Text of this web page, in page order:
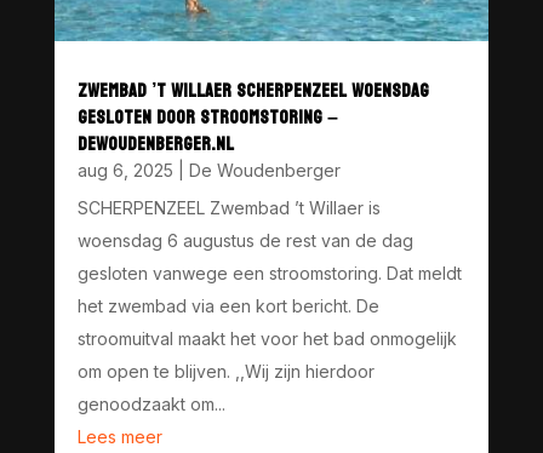
ZWEMBAD ’T WILLAER SCHERPENZEEL WOENSDAG
GESLOTEN DOOR STROOMSTORING –
DEWOUDENBERGER.NL
aug 6, 2025
De Woudenberger
SCHERPENZEEL Zwembad ’t Willaer is
woensdag 6 augustus de rest van de dag
gesloten vanwege een stroomstoring. Dat meldt
het zwembad via een kort bericht. De
stroomuitval maakt het voor het bad onmogelijk
om open te blijven. ,,Wij zijn hierdoor
genoodzaakt om...
Lees meer